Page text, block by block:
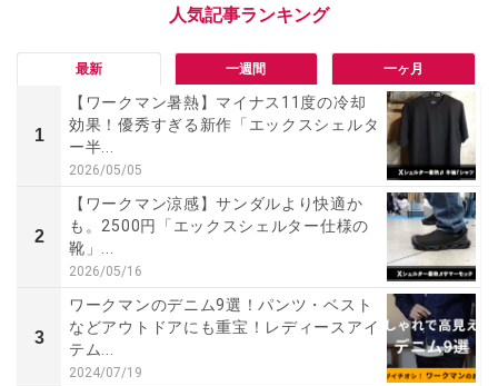
最新 一週間 一ヶ月
1
【ワークマン暑熱】マイナス11度の冷却
効果！優秀すぎる新作「エックスシェルタ
ー半...
2026/05/05
2
【ワークマン涼感】サンダルより快適か
も。2500円「エックスシェルター仕様の
靴」...
2026/05/16
3
ワークマンのデニム9選！パンツ・ベスト
などアウトドアにも重宝！レディースアイ
テム...
2024/07/19